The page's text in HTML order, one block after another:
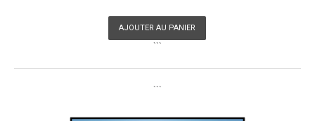
AJOUTER AU PANIER
```
```